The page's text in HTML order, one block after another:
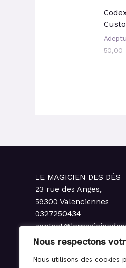
Nous respectons
Nous utilisons des cookies
50,00
LE MAGICIEN DES DÉS
23 rue des Anges,
59300 Valenciennes
0327250434
du Mardi au Samedi